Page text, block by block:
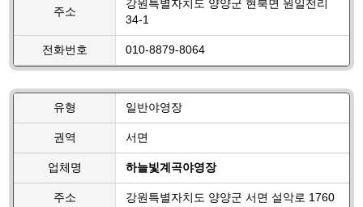
주소
강원특별자치도 양양군 현북면 원일전리
34-1
전화번호 010-8879-8064
유형 일반야영장
권역 서면
업체명 하늘빛계곡야영장
주소 강원특별자치도 양양군 서면 설악로 1760